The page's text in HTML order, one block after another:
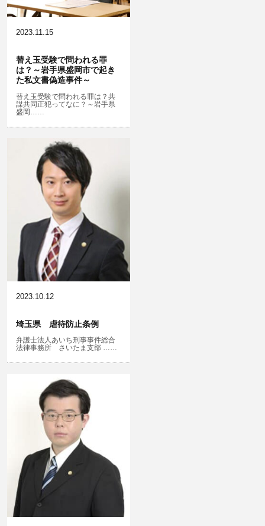
業務妨害
公務執行妨害
公然わいせつ，わいせつ物頒布，淫
児童ポルノ・リベンジポルノ
危険運転行為等
犯罪収益移転防止法違反
ストーカー事件
知財財産と刑事事件…動画の違法ダ
ウンロード・視聴、無断転載等
ネット犯罪
銃刀法違反
風営法・風適法違反
文書偽造・偽造文書行使
不正競争防止法
住居侵入等
名誉棄損・侮辱
2023.11.15
替え玉受験で問われる罪
は？～岩手県盛岡市で起き
た私文書偽造事件～
替え玉受験で問われる罪は？共
謀共同正犯ってなに？～岩手県
盛岡……
2023.10.12
埼玉県 虐待防止条例
弁護士法人あいち刑事事件総合
法律事務所 さいたま支部 ……